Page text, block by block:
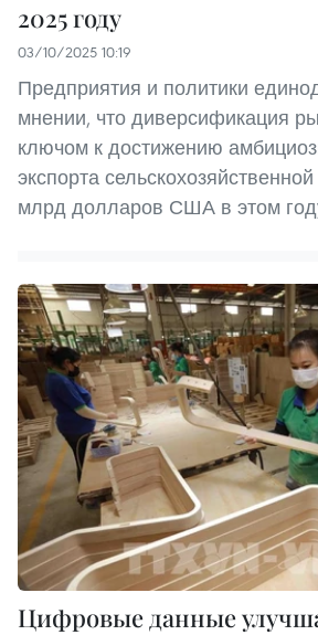
2025 году
03/10/2025 10:19
Предприятия и политики
мнении, что диверсификация
ключом к достижению
экспорта
млрд долларов США в этом
Цифровые данные